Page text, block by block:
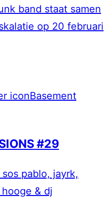
band staat samen
op 20 februari
Basement
#29
pablo, jayrk,
& dj